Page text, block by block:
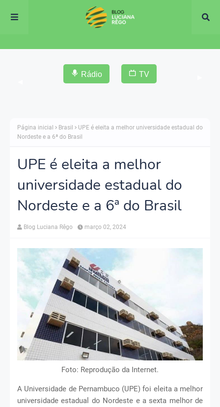
Rádio TV
Página inicial Brasil
UPE é eleita a melhor universidade estadual do
Nordeste e a 6ª do Brasil
UPE é eleita a melhor
universidade estadual do
Nordeste e a 6ª do Brasil
Blog Luciana Rêgo março 02, 2024
Foto: Reprodução da Internet.
A Universidade de Pernambuco (UPE) foi eleita a melhor
universidade estadual do Nordeste e a sexta melhor de